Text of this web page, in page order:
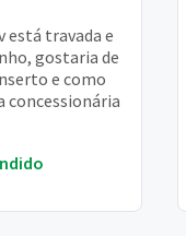
está travada e
gostaria de
e como
concessionária